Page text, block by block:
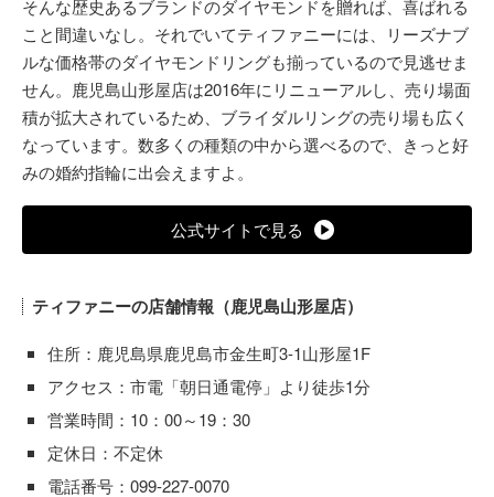
そんな歴史あるブランドのダイヤモンドを贈れば、喜ばれる
こと間違いなし。それでいてティファニーには、リーズナブ
ルな価格帯のダイヤモンドリングも揃っているので見逃せま
せん。鹿児島山形屋店は2016年にリニューアルし、売り場面
積が拡大されているため、ブライダルリングの売り場も広く
なっています。数多くの種類の中から選べるので、きっと好
みの婚約指輪に出会えますよ。
公式サイトで見る
ティファニーの店舗情報（鹿児島山形屋店）
住所：鹿児島県鹿児島市金生町3-1山形屋1F
アクセス：市電「朝日通電停」より徒歩1分
営業時間：10：00～19：30
定休日：不定休
電話番号：099-227-0070